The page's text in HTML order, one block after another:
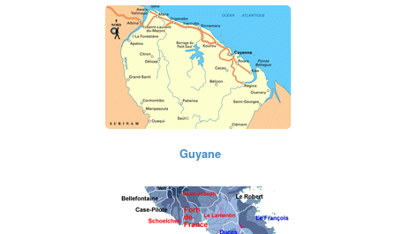
Guyane